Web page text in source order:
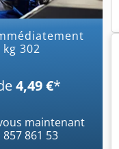
302
4,49 €*
maintenant
857 861 53
Amazone Uf 1201